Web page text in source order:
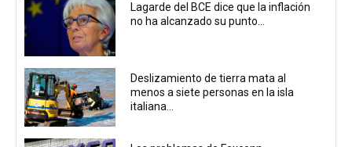
Lagarde del BCE dice que la inflación
no ha alcanzado su punto...
Deslizamiento de tierra mata al
menos a siete personas en la isla
italiana...